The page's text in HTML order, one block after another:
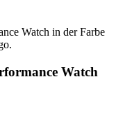
Watch